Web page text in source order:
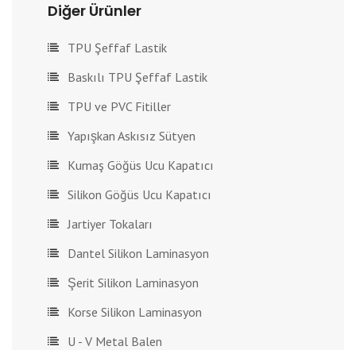
Diğer Ürünler
TPU Şeffaf Lastik
Baskılı TPU Şeffaf Lastik
TPU ve PVC Fitiller
Yapışkan Askısız Sütyen
Kumaş Göğüs Ucu Kapatıcı
Silikon Göğüs Ucu Kapatıcı
Jartiyer Tokaları
Dantel Silikon Laminasyon
Şerit Silikon Laminasyon
Korse Silikon Laminasyon
U - V Metal Balen